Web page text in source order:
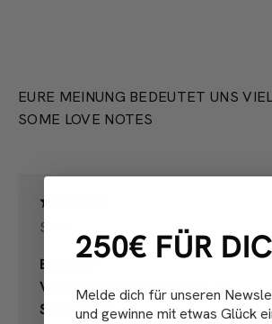
EURE MEINUNG BEDEUTET UNS VIEL
SOME LOVE NOTES
Sarah
ENDLICH
VERANTWORTUNGSVOLLER
SCHMUCK!
250€ FÜR
Melde dich für unseren
und gewinne mit etwas Glück